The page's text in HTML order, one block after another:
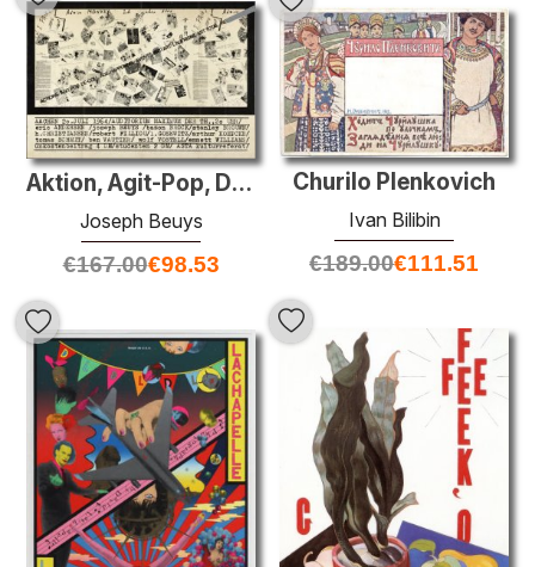
Aktion, Agit-Pop, De-coll / age Happening, Veranstaltungen, L'Au
Joseph Beuys
€167.00€98.53
Churilo Plenkovich
Ivan Bilibin
€189.00€111.51